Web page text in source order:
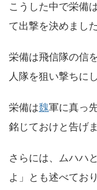
こうした中で栄備
て出撃を決めました
栄備は飛信隊の信
人隊を狙い撃ちに
栄備は魏軍に真っ
銘じておけと告げま
さらには、ムハハ
よ」とも述べてお